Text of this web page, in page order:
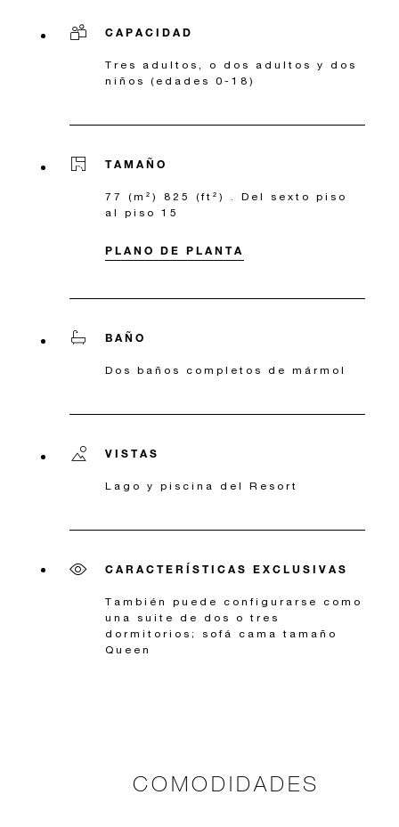
CAPACIDAD
Tres adultos, o dos adultos y dos
niños (edades 0-18)
TAMAÑO
77 (m²) 825 (ft²) . Del sexto piso
al piso 15
PLANO DE PLANTA
BAÑO
Dos baños completos de mármol
VISTAS
Lago y piscina del Resort
CARACTERÍSTICAS EXCLUSIVAS
También puede configurarse como
una suite de dos o tres
dormitorios; sofá cama tamaño
Queen
COMODIDADES